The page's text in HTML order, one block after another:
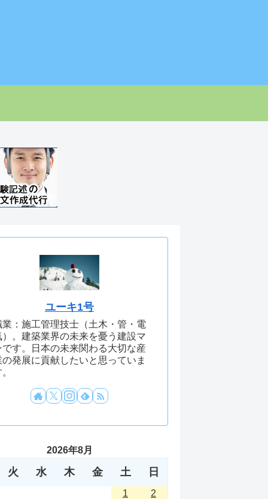
ユーキ1号
業：施工管理技士（土木・管・電
）。建築業界の未来を憂う建設マ
です。日本の未来関わる大切な産
の発展に貢献したいと思っていま
2026年8月
火 水 木 金 土 日
1
2